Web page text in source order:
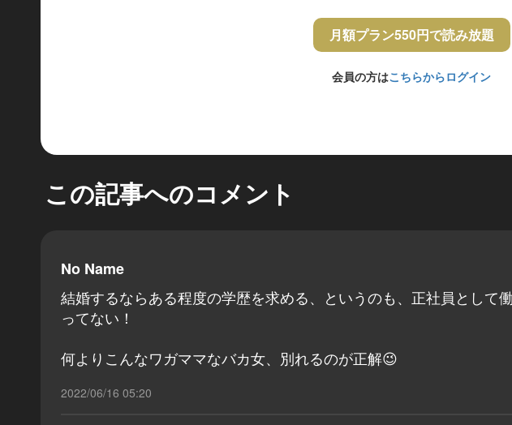
月額プラン550円で読み放題
会員の方はこちらからログイン
この記事へのコメント
No Name
結婚するならある程度の学歴を求める、というのも、正社員として
ってない！
何よりこんなワガママなバカ女、別れるのが正解😉
2022/06/16 05:20